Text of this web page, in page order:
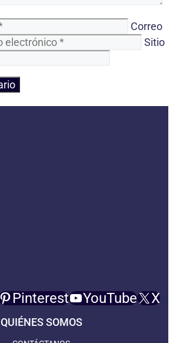
Correo
Sitio
Pinterest YouTube X
QUIÉNES SOMOS